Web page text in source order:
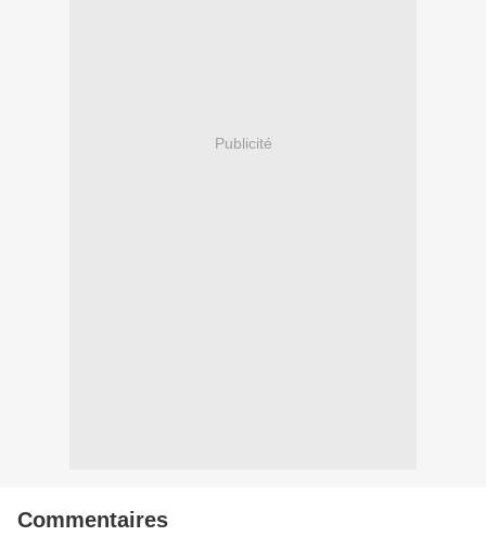
Publicité
Commentaires